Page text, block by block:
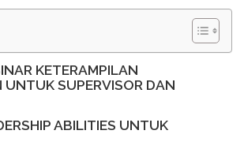
KETERAMPILAN
UNTUK SUPERVISOR DAN
ABILITIES UNTUK